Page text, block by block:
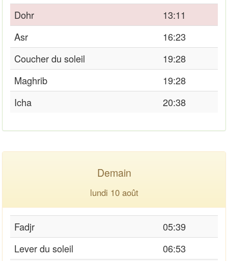
Dohr
13:11
Asr
16:23
Coucher du soleil
19:28
Maghrib
19:28
Icha
20:38
Demain
lundi 10 août
Fadjr
05:39
Lever du soleil
06:53